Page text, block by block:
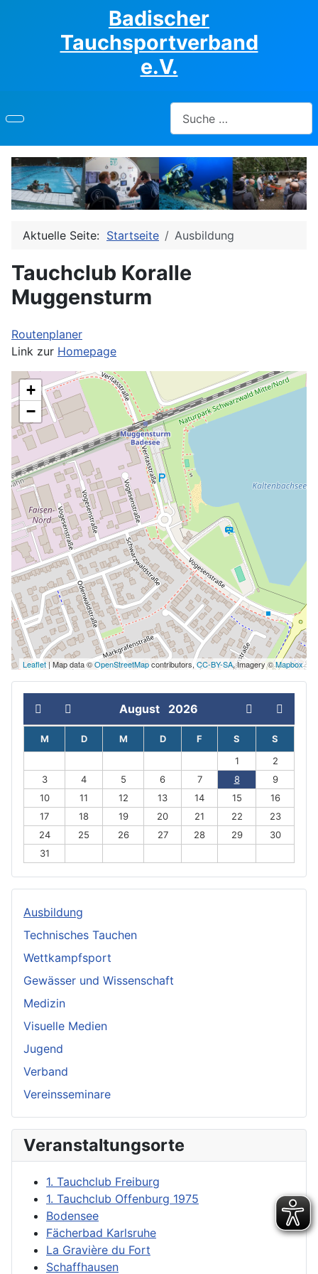
Badischer
Tauchsportverband
e.V.
August 2026
M D M D F S
S
1
2
3
4 5 6 7 8
9
10
11 12 13 14 15
16
17
18 19 20 21 22
23
24
25 26 27 28 29
30
31
Ausbildung
Technisches Tauchen
Wettkampfsport
Gewässer und Wissenschaft
Medizin
Visuelle Medien
Jugend
Verband
Vereinsseminare
Veranstaltungsorte
1. Tauchclub Freiburg
1. Tauchclub Offenburg 1975
Bodensee
Fächerbad Karlsruhe
La Gravière du Fort
Schaffhausen
Aktuelle Seite: Startseite Ausbildung
Tauchclub Koralle
Muggensturm
Routenplaner
Link zur Homepage
+
−
Leaflet| Map data ©OpenStreetMapcontributors, CC-BY-SA, Imagery ©Mapbox